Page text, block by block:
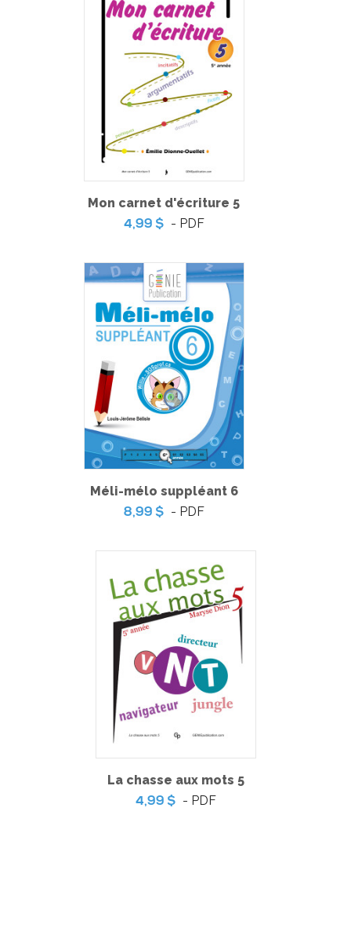
Pratique de l'épreuve ministérielle de français de la fin du
3e cycle du primaire – 2
6,99 $
-PDF
Pratique de l'épreuve ministérielle de français de la fin du
6,99 $-
Coup de coeur | L’ile aux trésors – Jeu de table
Mon carnet d'écriture 5
4,99 $ - PDF
Méli-mélo suppléant 6
8,99 $ - PDF
La chasse aux mots 5
4,99 $ - PDF